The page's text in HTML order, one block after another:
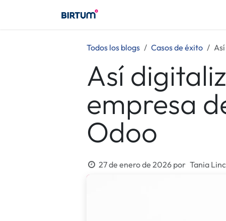
Todos los blogs ​Casos de éxito
Así
empresa
Odoo
27 de enero de 2026 por Tania